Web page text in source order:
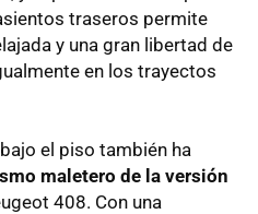
traseros permite
y una gran libertad de
en los trayectos
el piso también ha
maletero de la versión
408. Con una